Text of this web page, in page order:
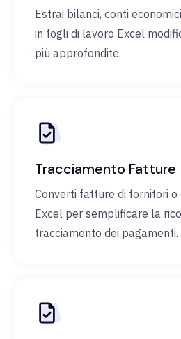
Estrai bilanci, conti
in fogli di lavoro Excel
più approfondite.
Tracciamento Fatture
Converti fatture di fornitori o
Excel per semplificare la
tracciamento dei pagamenti.